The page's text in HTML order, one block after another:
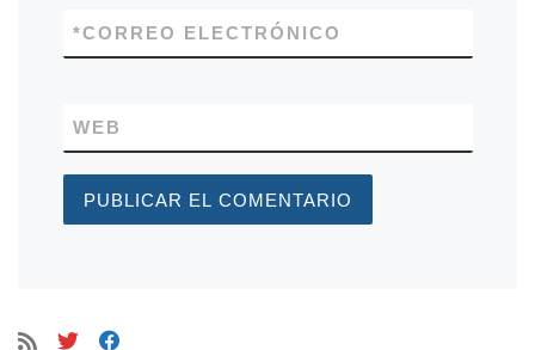
CORREO ELECTRÓNICO
*
WEB